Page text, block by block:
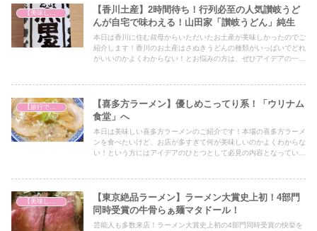
【香川土産】2時間待ち！行列必至の人気讃岐うど
んが自宅で味わえる！山田家「讃岐うどん」純生
本日は香川に住む叔母からいただいたお土産が美味しかったのでご
紹介します！香川のお土産はさぬきうどんの種類がいっぱいでどれ
がいいのかよくわからない！とお悩みの方は、ぜひアイデアの一つ
【喜多方ラーメン】優しめこってり系！「ウリナム
食堂」へ
本日は美味しい喜多方ラーメンのご紹介です！本場の喜多方ラーメ
ンを食べたいけど、お店が多すぎて何が美味しいのかよくわからな
い！という方にはアイデアのひとつとして必見の内容となっていま
【東京絶品ラーメン】ラーメン大賞史上初！4部門
同時受賞の牛骨らぁ麺マタドール！
芸能人も多数来店！ラーメン大賞史上初の4部門同時受賞の快挙を